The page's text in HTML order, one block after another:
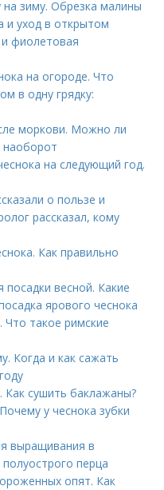
зиму. Обрезка малины
и уход в открытом
фиолетовая
на огороде. Что
в одну грядку:
моркови. Можно ли
наоборот
на следующий год.
о пользе и
рассказал, кому
Как правильно
весной. Какие
ярового чеснока
такое римские
Когда и как сажать
сушить баклажаны?
у чеснока зубки
выращивания в
перца
опят. Как